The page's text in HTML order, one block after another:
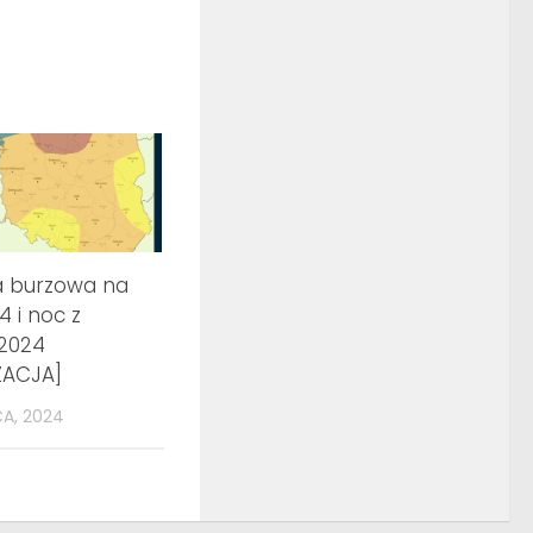
burzowa na
i noc z
2024